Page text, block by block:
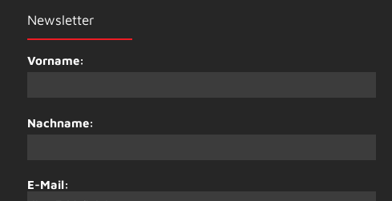
Newsletter
Vorname:
Nachname:
E-Mail: